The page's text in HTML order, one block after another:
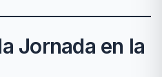
Jornada en la